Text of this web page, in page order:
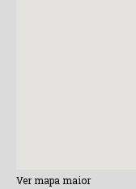
Ver mapa maior